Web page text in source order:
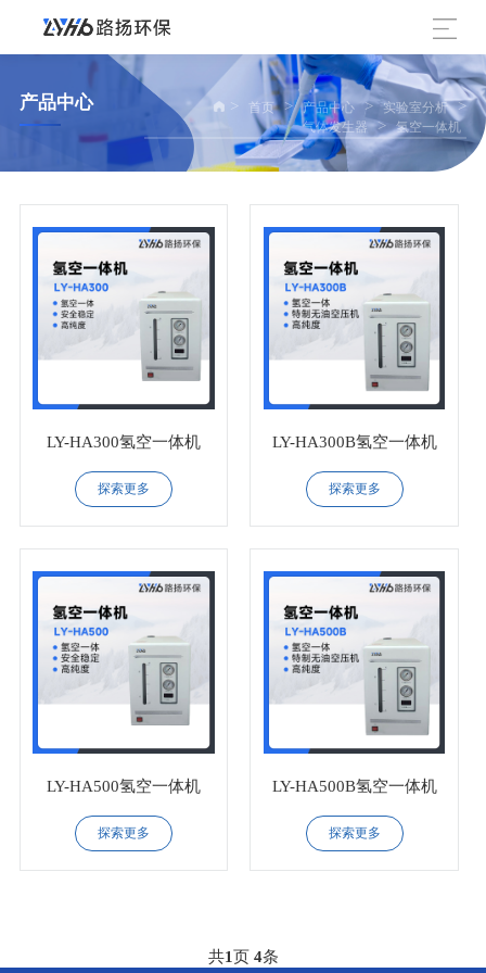
产品中心 > 首页 > 产品中心 > 实验室分析 >
气体发生器 > 氢空一体机
LY-HA300氢空一体机
探索更多
LY-HA300B氢空一体机
探索更多
LY-HA500氢空一体机
探索更多
LY-HA500B氢空一体机
探索更多
共1页 4条